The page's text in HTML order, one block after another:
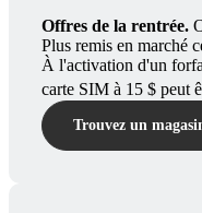
Offres de la rentrée.
Plus remis en marché
À l'activation d'un
carte SIM à 15 $ peut
Trouvez un